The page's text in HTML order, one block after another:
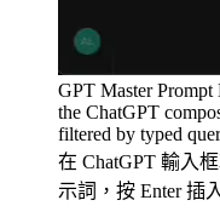
GPT Master Prompt
the ChatGPT
filtered by typed
在 ChatGPT 輸入
示詞，按 Enter 插